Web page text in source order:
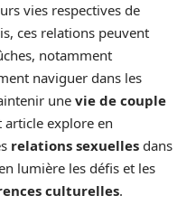
vies respectives de
ces relations peuvent
notamment
naviguer dans les
une vie de couple
article explore en
relations sexuelles dans
lumière les défis et les
culturelles.